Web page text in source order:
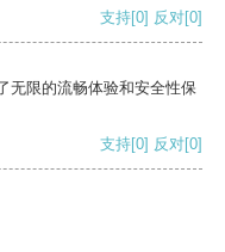
支持[0] 反对[0]
无限的流畅体验和安全性保
支持[0] 反对[0]